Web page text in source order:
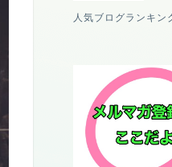
人気ブログランキン